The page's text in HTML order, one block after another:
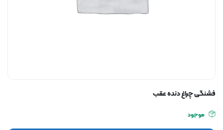
فشنگی چراغ دنده عقب
موجود